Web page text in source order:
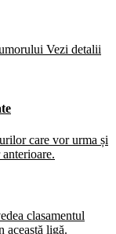
Vezi detalii
care vor urma și
clasamentul
această ligă.